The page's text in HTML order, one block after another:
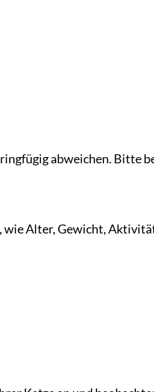
abweichen. Bitte
Alter, Gewicht,